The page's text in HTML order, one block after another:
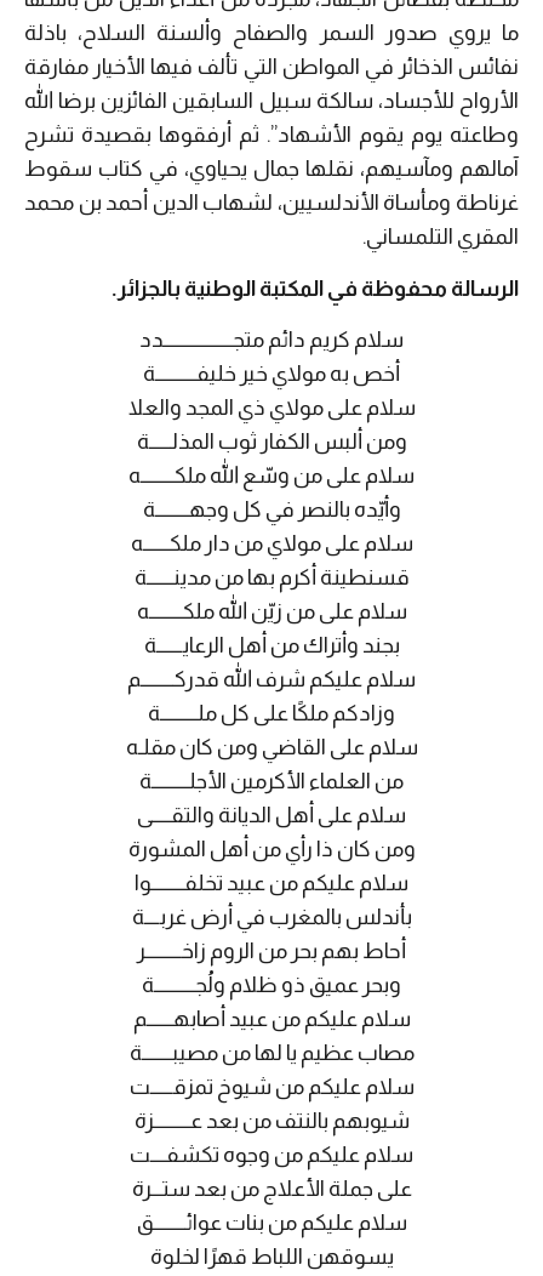
ما يروي صدور السمر والصفاح وألسنة السلاح، باذلة
نفائس الذخائر في المواطن التي تألف فيها الأخيار مفارقة
الأرواح للأجساد، سالكة سبيل السابقين الفائزين برضا الله
وطاعته يوم يقوم الأشهاد”. ثم أرفقوها بقصيدة تشرح
آمالهم ومآسيهم، نقلها جمال يحياوي، في كتاب سقوط
غرناطة ومأساة الأندلسيين، لشهاب الدين أحمد بن محمد
المقري التلمساني.
الرسالة محفوظة في المكتبة الوطنية بالجزائر.
سلام كريم دائم متجـــــــــــــــــــدد
أخص به مولاي خير خليفـــــــــــة
سلام على مولاي ذي المجد والعلا
ومن ألبس الكفار ثوب المذلــــــة
سلام على من وسّع الله ملكـــــــــه
وأيّده بالنصر في كل وجهـــــــــة
سلام على مولاي من دار ملكـــــــه
قسنطينة أكرم بها من مدينـــــــة
سلام على من زيّن الله ملكـــــــــه
بجند وأتراك من أهل الرعايـــــــة
سلام عليكم شرف الله قدركـــــــــم
وزادكم ملكًا على كل ملــــــــــة
سلام على القاضي ومن كان مقلـه
من العلماء الأكرمين الأجلــــــــــة
سلام على أهل الديانة والتقـــــى
ومن كان ذا رأي من أهل المشورة
سلام عليكم من عبيد تخلفـــــــــوا
بأندلس بالمغرب في أرض غربــــة
أحاط بهم بحر من الروم زاخــــــــــر
وبحر عميق ذو ظلام ولُجـــــــــــة
سلام عليكم من عبيد أصابهـــــــم
مصاب عظيم يا لها من مصيبــــــــة
سلام عليكم من شيوخ تمزقــــــت
شيوبهم بالنتف من بعد عــــــــــزة
سلام عليكم من وجوه تكشفــــت
على جملة الأعلاج من بعد ستـــرة
سلام عليكم من بنات عوائـــــــــق
يسوقهن اللباط قهرًا لخلوة